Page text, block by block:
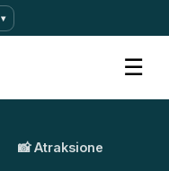
▾
☰
📸 Atraksione